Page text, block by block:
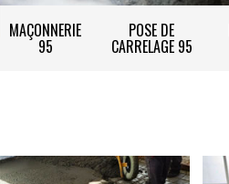
MAÇONNERIE
95
POSE DE
CARRELAGE 95